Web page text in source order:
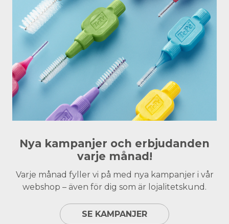
Nya kampanjer och erbjudanden
varje månad!
Varje månad fyller vi på med nya kampanjer i vår
webshop – även för dig som är lojalitetskund.
SE KAMPANJER